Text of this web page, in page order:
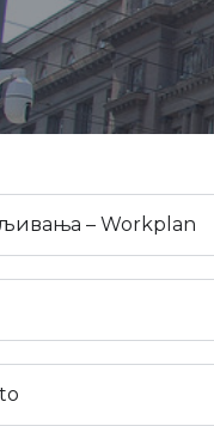
– Workplan